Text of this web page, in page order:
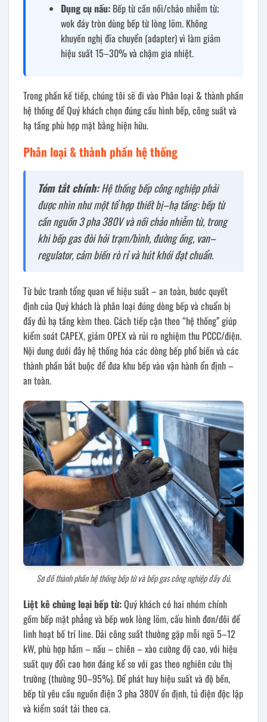
Dụng cụ nấu:Bếp từ cần nồi/chảo nhiễm từ;
wok đáy tròn dùng bếp từ lòng lõm. Không
khuyến nghị đĩa chuyển (adapter) vì làm giảm
hiệu suất 15–30% và chậm gia nhiệt.
Trong phần kế tiếp, chúng tôi sẽ đi vào Phân loại & thành phần
hệ thống để Quý khách chọn đúng cấu hình bếp, công suất và
hạ tầng phù hợp mặt bằng hiện hữu.
Phân loại & thành phần hệ thống
Tóm tắt chính:Hệ thống bếp công nghiệp phải
được nhìn như một tổ hợp thiết bị–hạ tầng: bếp từ
cần nguồn 3 pha 380V và nồi chảo nhiễm từ, trong
khi bếp gas đòi hỏi trạm/bình, đường ống, van–
regulator, cảm biến rò rỉ và hút khói đạt chuẩn.
Từ bức tranh tổng quan về hiệu suất – an toàn, bước quyết
định của Quý khách là phân loại đúng dòng bếp và chuẩn bị
đầy đủ hạ tầng kèm theo. Cách tiếp cận theo “hệ thống” giúp
kiểm soát CAPEX, giảm OPEX và rủi ro nghiệm thu PCCC/điện.
Nội dung dưới đây hệ thống hóa các dòng bếp phổ biến và các
thành phần bắt buộc để đưa khu bếp vào vận hành ổn định –
an toàn.
Sơ đồ thành phần hệ thống bếp từ và bếp gas công nghiệp đầy đủ.
Liệt kê chủng loại bếp từ:Quý khách có hai nhóm chính
gồm bếp mặt phẳng và bếp wok lòng lõm, cấu hình đơn/đôi để
linh hoạt bố trí line. Dải công suất thường gặp mỗi ngõ 5–12
kW, phù hợp hầm – nấu – chiên – xào cường độ cao, với hiệu
suất quy đổi cao hơn đáng kể so với gas theo nghiên cứu thị
trường (thường 90–95%). Để phát huy hiệu suất và độ bền,
bếp từ yêu cầu nguồn điện 3 pha 380V ổn định, tủ điện độc lập
và kiểm soát tải theo ca.